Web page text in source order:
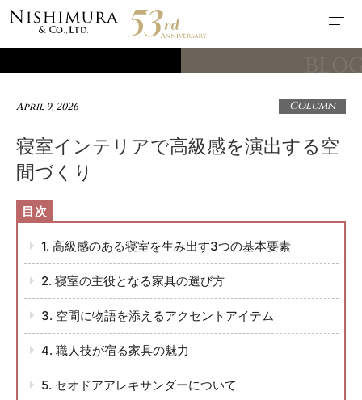
April 9, 2026 Column
寝室インテリアで高級感を演出する空
間づくり
1. 高級感のある寝室を生み出す3つの基本要素
2. 寝室の主役となる家具の選び方
3. 空間に物語を添えるアクセントアイテム
4. 職人技が宿る家具の魅力
5. セオドアアレキサンダーについて